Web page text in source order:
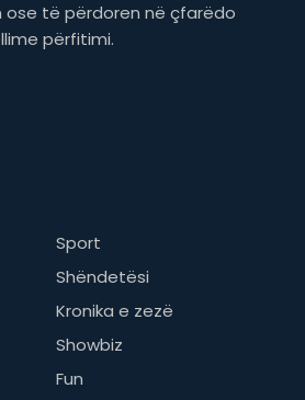
ose të përdoren në çfarëdo
përfitimi.
Sport
Shëndetësi
Kronika e zezë
Showbiz
Fun